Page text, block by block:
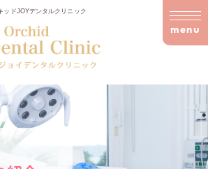
ッドJOYデンタルクリニック
menu